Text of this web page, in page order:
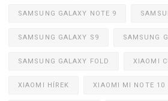
SAMSUNG GALAXY NOTE 9
SAMSUNG GALAXY S9 SAMSUNG
SAMSUNG GALAXY FOLD XIAOMI
XIAOMI HÍREK XIAOMI MI NOTE 10